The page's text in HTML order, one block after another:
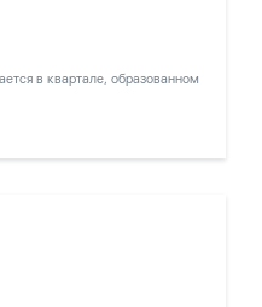
в квартале, образованном